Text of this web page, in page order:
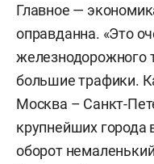
Главное —
оправданна. «Это
железнодорожного
большие трафики.
Москва – Санкт-
крупнейших города
оборот